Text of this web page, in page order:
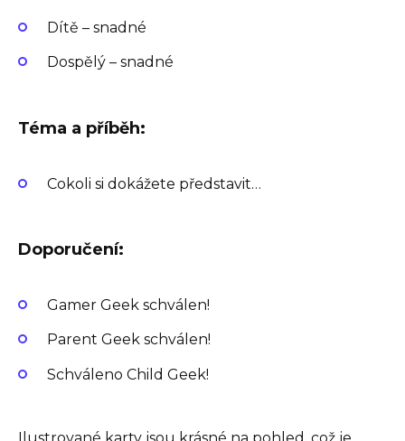
Dítě – snadné
Dospělý – snadné
Téma a příběh:
Cokoli si dokážete představit…
Doporučení:
Gamer Geek schválen!
Parent Geek schválen!
Schváleno Child Geek!